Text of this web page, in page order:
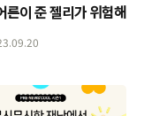
른이 준 젤리가 위험해